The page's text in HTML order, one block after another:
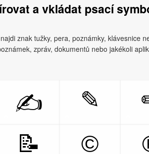
a vkládat psací
znak tužky, pera, poznámky, klávesnice
zpráv, dokumentů nebo jakékoli
✍ ✎
📝 ©